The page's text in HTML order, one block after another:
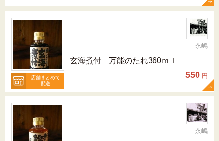
店舗まとめて
配送
永嶋
玄海煮付 万能のたれ360ｍｌ
550 円
永嶋